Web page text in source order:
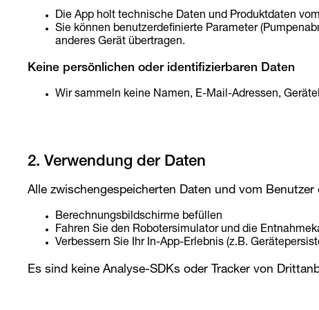
Die App holt technische Daten und Produktdaten
Sie können benutzerdefinierte Parameter
anderes Gerät übertragen.
Keine persönlichen oder identifizierbaren Daten
Wir sammeln keine Namen, E-Mail-Adressen,
2. Verwendung der Daten
Alle zwischengespeicherten Daten und vom
Berechnungsbildschirme befüllen
Fahren Sie den Robotersimulator und die
Verbessern Sie Ihr In-App-Erlebnis (z.B.
Es sind keine Analyse-SDKs oder Tracker von